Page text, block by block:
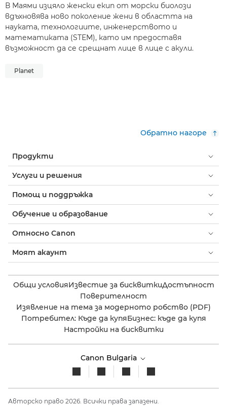
В Маями изцяло женски екип от морски биолози
вдъхновява ново поколение жени в областта на
науката, технологиите, инженерството и
математиката (STEM), като им предоставя
възможност да се срещнат лице в лице с акули.
Planet
Обратно нагоре
Продукти
Услуги и решения
Помощ и поддръжка
Обучение и образование
Относно Canon
Моят акаунт
Общи условияИзвестие за бисквиткиДостъпност
Поверителност
Изявление на тема за модерното робство (PDF)
Потребител: Къде да купяБизнес: къде да купя
Настройки на бисквитки
Canon Bulgaria
Авторско право 2026. Всички права запазени.